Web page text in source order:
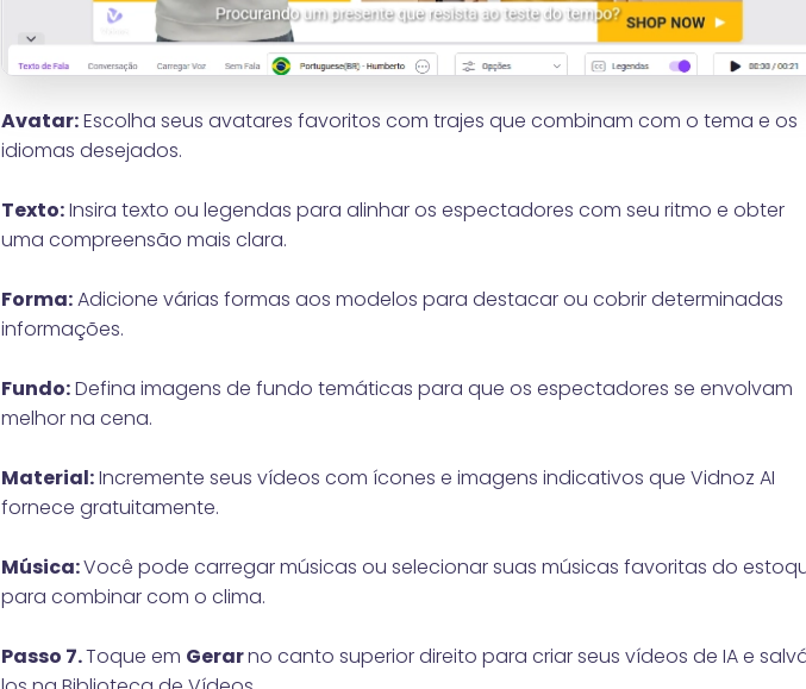
Avatar:Escolha seus avatares favoritos com trajes que combinam com o tema e os
idiomas desejados.
Texto:Insira texto ou legendas para alinhar os espectadores com seu ritmo e obter
uma compreensão mais clara.
Forma:Adicione várias formas aos modelos para destacar ou cobrir determinadas
informações.
Fundo:Defina imagens de fundo temáticas para que os espectadores se envolvam
melhor na cena.
Material:Incremente seus vídeos com ícones e imagens indicativos que Vidnoz AI
fornece gratuitamente.
Música:Você pode carregar músicas ou selecionar suas músicas favoritas do
para combinar com o clima.
Passo 7.Toque em Gerarno canto superior direito para criar seus vídeos de IA e